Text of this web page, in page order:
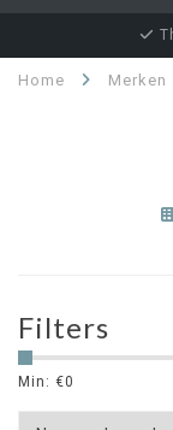
Home Merken
Filters
Min: €0